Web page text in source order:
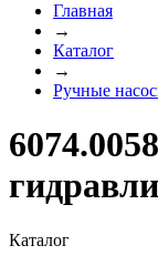
Главная
→
Каталог
→
Ручные
Каталог